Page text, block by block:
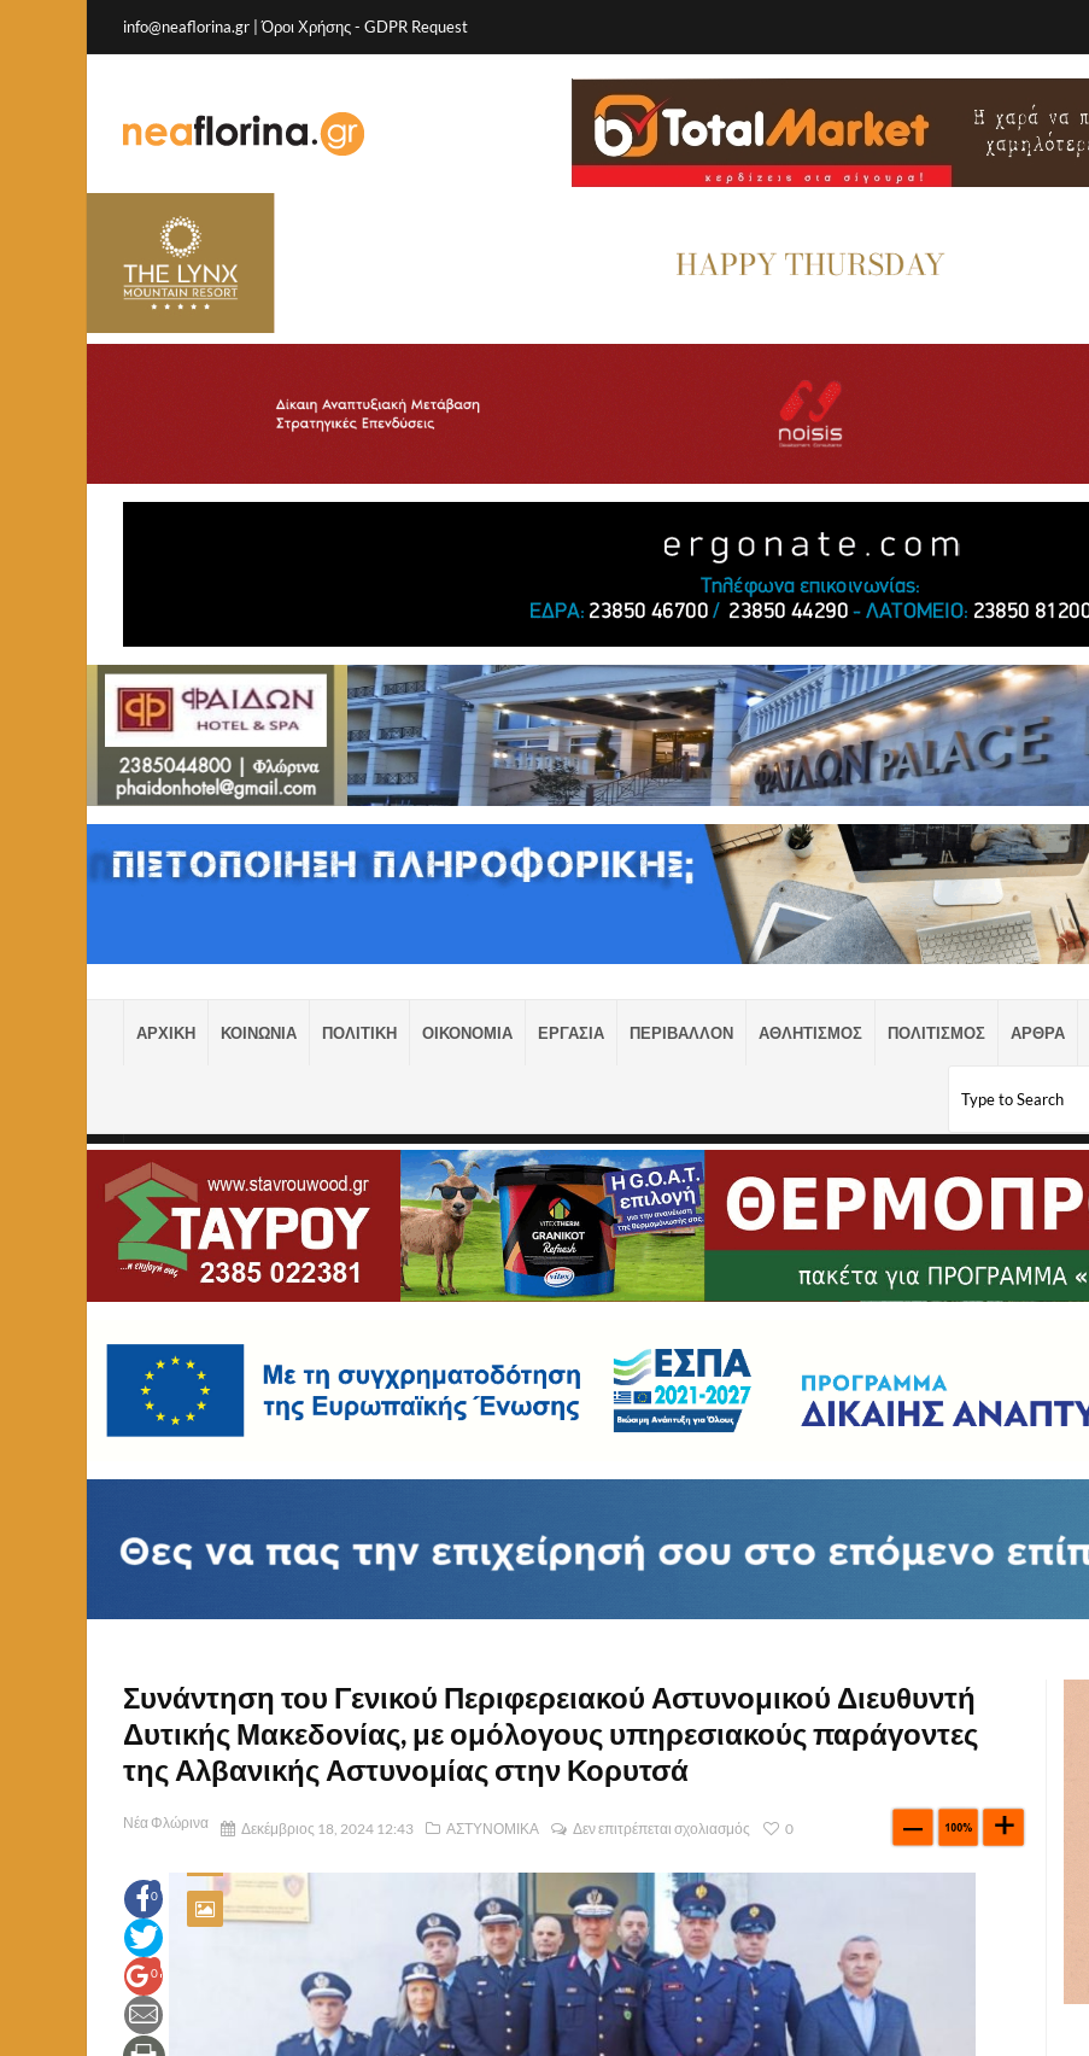
info@neaflorina.gr |Όροι Χρήσης- GDPR Request
ΑΡΧΙΚΗ ΚΟΙΝΩΝΙΑ ΠΟΛΙΤΙΚΗ ΟΙΚΟΝΟΜΙΑ ΕΡΓΑΣΙΑ ΠΕΡΙΒΑΛΛΟΝ ΑΘΛΗΤΙΣΜΟΣ ΠΟΛΙΤΙΣΜΟΣ ΑΡΘΡΑ
Συνάντηση του Γενικού Περιφερειακού Αστυνομικού Διευθυντή
Δυτικής Μακεδονίας, με ομόλογους υπηρεσιακούς παράγοντες
της Αλβανικής Αστυνομίας στην Κορυτσά
Νέα Φλώρινα Δεκέμβριος 18, 2024 12:43 ΑΣΤΥΝΟΜΙΚΑ Δεν επιτρέπεται σχολιασμός 0
0
0